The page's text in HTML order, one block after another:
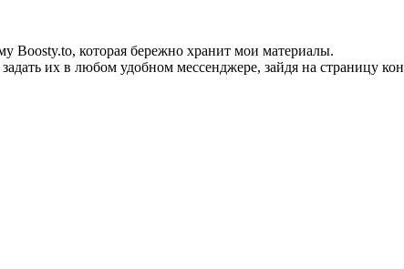
которая бережно хранит мои материалы.
их в любом удобном мессенджере, зайдя на страницу